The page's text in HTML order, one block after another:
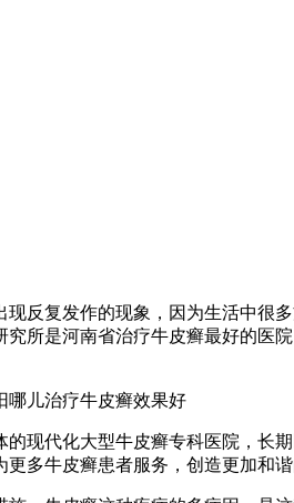
反复发作的现象，因为生活中很
所是河南省治疗牛皮癣最好的医
现代化大型牛皮癣专科医院，长
多牛皮癣患者服务，创造更加和谐